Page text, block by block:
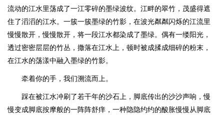
流动的江水里荡成了一江零碎的墨绿波纹。江畔的翠竹，茂盛得遮
住了滔滔的江水。一簇一簇墨绿的竹影，在波光粼粼闪烁的江流里
慢慢散开，慢慢散开，将一段江水都染成了墨绿。偶有一缕阳光，
透过密密层层的竹丛，撒落在江水上，顿时被成揉成细碎的粉末，
在江水的荡漾中融入墨绿的竹影。
牵着你的手，我们溯流而上。
踩在被江水冲刷了若干年的沙石上，脚底传出的沙沙声响，慢
慢变成脚底按摩般的一阵阵舒痒，一种隐隐约约的酸胀慢慢从脚底